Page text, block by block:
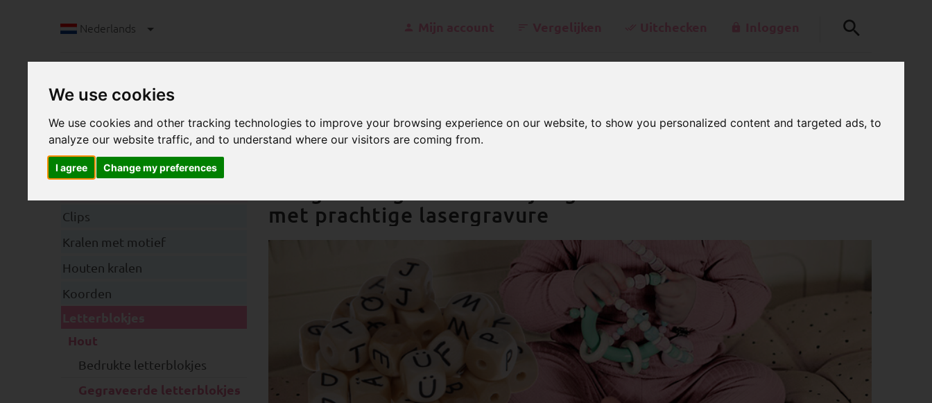
We use cookies
We use cookies and other tracking technologies to improve your browsing experience on our website, to show you personalized content and targeted ads, to
analyze our website traffic, and to understand where our visitors are coming from.
I agree Change my preferences
Nederlands
WINKELWAGEN
Ma - Vr 7.00 - 15.00 Uur
met prachtige lasergravure
Categorieën
Clips
Kralen met motief
Houten kralen
Koorden
Hout
Bedrukte letterblokjes
Gegraveerde letterblokjes